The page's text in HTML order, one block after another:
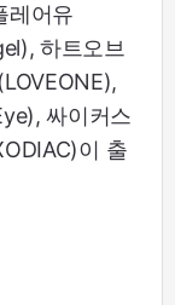
레어유
하트오브
싸이커스
이 출